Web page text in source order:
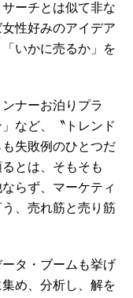
ーチとは似て非な
性好みのアイデア
いかに売るか」を
ナーお泊りプラ
など、〝トレンド
失敗例のひとつだ
とは、そもそも
らず、マーケティ
、売れ筋と売り筋
タ・ブームも挙げ
め、分析し、解を